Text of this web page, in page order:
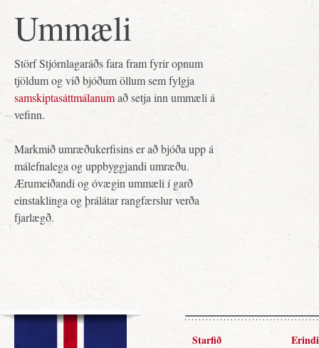
Ummæli
Störf Stjórnlagaráðs fara fram fyrir opnum
tjöldum og við bjóðum öllum sem fylgja
samskiptasáttmálanumað setja inn ummæli á
vefinn.
Markmið umræðukerfisins er að bjóða upp á
málefnalega og uppbyggjandi umræðu.
Ærumeiðandi og óvægin ummæli í garð
einstaklinga og þrálátar rangfærslur verða
fjarlægð.
Starfið Erindi